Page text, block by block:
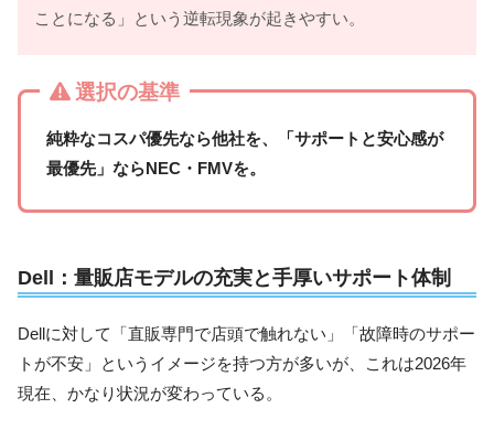
ことになる」という逆転現象が起きやすい。
選択の基準
純粋なコスパ優先なら他社を、「サポートと安心感が
最優先」ならNEC・FMVを。
Dell：量販店モデルの充実と手厚いサポート体制
Dellに対して「直販専門で店頭で触れない」「故障時のサポー
トが不安」というイメージを持つ方が多いが、これは2026年
現在、かなり状況が変わっている。